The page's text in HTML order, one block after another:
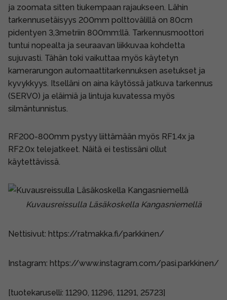
ja zoomata sitten tiukempaan rajaukseen. Lähin
tarkennusetäisyys 200mm polttovälillä on 80cm
pidentyen 3,3metriin 800mm:llä. Tarkennusmoottori
tuntui nopealta ja seuraavan liikkuvaa kohdetta
sujuvasti. Tähän toki vaikuttaa myös käytetyn
kamerarungon automaattitarkennuksen asetukset ja
kyvykkyys. Itselläni on aina käytössä jatkuva tarkennus
(SERVO) ja eläimiä ja lintuja kuvatessa myös
silmäntunnistus.
RF200-800mm pystyy liittämään myös RF1.4x ja
RF2.0x telejatkeet. Näitä ei testissäni ollut
käytettävissä.
Kuvausreissulla Läsäkoskella Kangasniemellä
Nettisivut: https://ratmakka.fi/parkkinen/
Instagram: https://www.instagram.com/pasi.parkkinen/
[tuotekaruselli: 11290, 11296, 11291, 25723]